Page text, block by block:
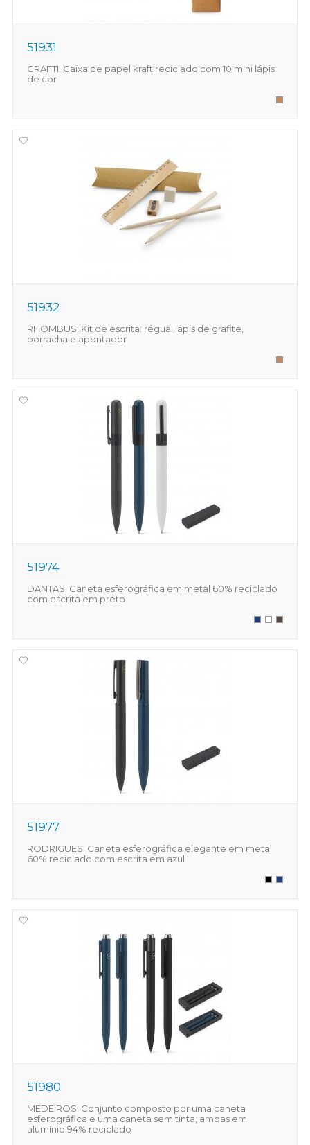
51931
CRAFTI. Caixa de papel kraft reciclado com 10 mini lápis
de cor
51932
RHOMBUS. Kit de escrita: régua, lápis de grafite,
borracha e apontador
51974
DANTAS. Caneta esferográfica em metal 60% reciclado
com escrita em preto
51977
RODRIGUES. Caneta esferográfica elegante em metal
60% reciclado com escrita em azul
51980
MEDEIROS. Conjunto composto por uma caneta
esferográfica e uma caneta sem tinta, ambas em
alumínio 94% reciclado